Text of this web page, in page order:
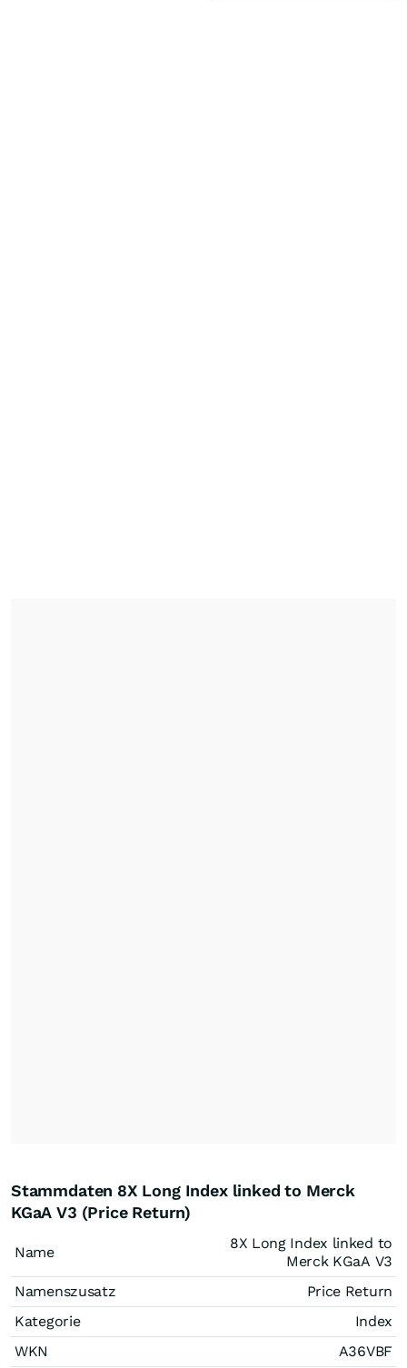
Stammdaten 8X Long Index linked to Merck
KGaA V3 (Price Return)
Name
8X Long Index linked to
Merck KGaA V3
Namenszusatz
Price Return
Kategorie
Index
WKN
A36VBF